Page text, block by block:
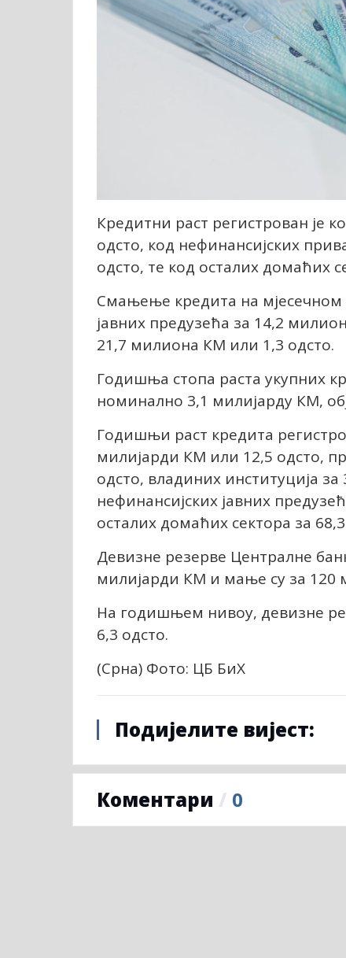
Кредитни раст регистрован је
одсто, код нефинансијских
одсто, те код осталих домаћих
Смањење кредита на мјесечном
јавних предузећа за 14,2
21,7 милиона КМ или 1,3 одсто.
Годишња стопа раста укупних
номинално 3,1 милијарду КМ,
Годишњи раст кредита
милијарди КМ или 12,5 одсто,
одсто, владиних институција
нефинансијских јавних
осталих домаћих сектора за
Девизне резерве Централне
милијарди КМ и мање су за 120
На годишњем нивоу, девизне
6,3 одсто.
(Срна) Фото: ЦБ БиХ
Подијелите вијест:
Коментари / 0